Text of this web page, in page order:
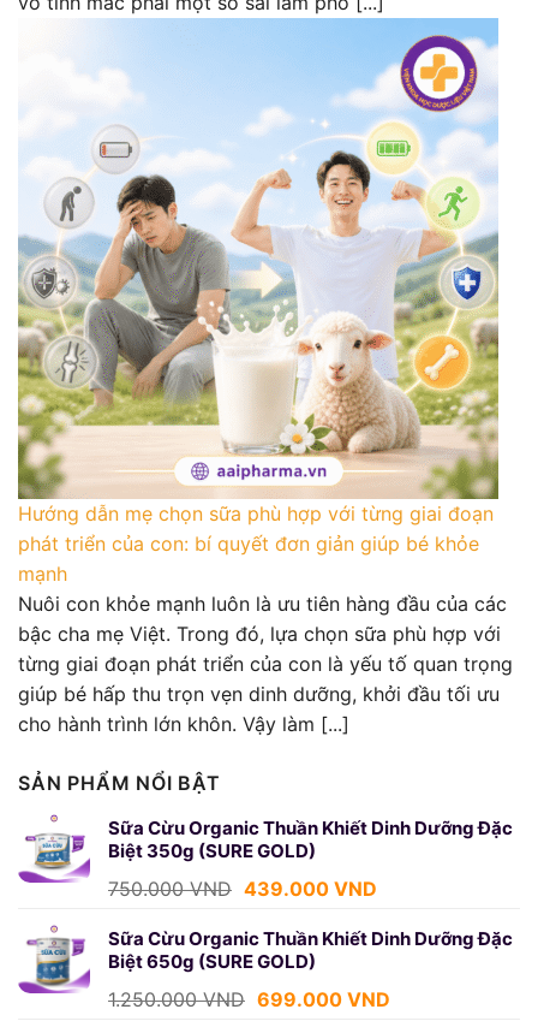
Hướng dẫn mẹ chọn sữa phù hợp với từng giai đoạn
phát triển của con: bí quyết đơn giản giúp bé khỏe
mạnh
Nuôi con khỏe mạnh luôn là ưu tiên hàng đầu của các
bậc cha mẹ Việt. Trong đó, lựa chọn sữa phù hợp với
từng giai đoạn phát triển của con là yếu tố quan trọng
giúp bé hấp thu trọn vẹn dinh dưỡng, khởi đầu tối ưu
cho hành trình lớn khôn. Vậy làm [...]
SẢN PHẨM NỔI BẬT
Sữa Cừu Organic Thuần Khiết Dinh Dưỡng Đặc
Biệt 350g (SURE GOLD)
750.000VND Giá
là:
750.000 VND.
439.000 VNDGiá
tại
439.000 VND.
Sữa Cừu Organic Thuần Khiết Dinh Dưỡng Đặc
Biệt 650g (SURE GOLD)
1.250.000VND Giá
699.000 VNDGiá